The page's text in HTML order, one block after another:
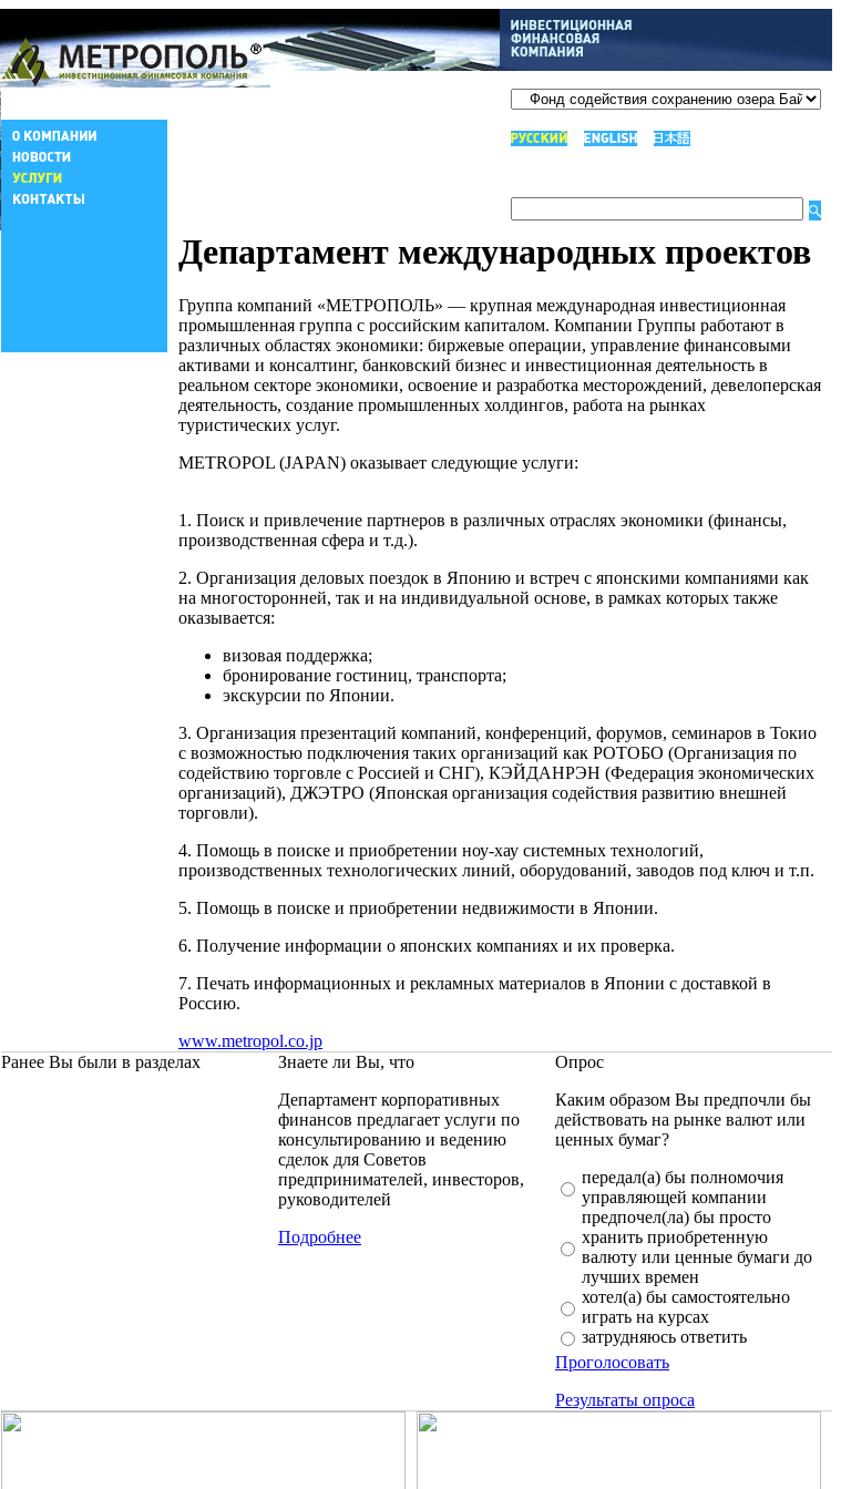
Департамент международных проектов
Группа компаний «МЕТРОПОЛЬ» — крупная международная инвестиционная
промышленная группа с российским капиталом. Компании Группы работают в
различных областях экономики: биржевые операции, управление финансовыми
активами и консалтинг, банковский бизнес и инвестиционная деятельность в
реальном секторе экономики, освоение и разработка месторождений, девелоперская
деятельность, создание промышленных холдингов, работа на рынках
туристических услуг.
METROPOL (JAPAN) оказывает следующие услуги:
1. Поиск и привлечение партнеров в различных отраслях экономики (финансы,
производственная сфера и т.д.).
2. Организация деловых поездок в Японию и встреч с японскими компаниями как
на многосторонней, так и на индивидуальной основе, в рамках которых также
оказывается:
визовая поддержка;
бронирование гостиниц, транспорта;
экскурсии по Японии.
3. Организация презентаций компаний, конференций, форумов, семинаров в Токио
с возможностью подключения таких организаций как РОТОБО (Организация по
содействию торговле с Россией и СНГ), КЭЙДАНРЭН (Федерация экономических
организаций), ДЖЭТРО (Японская организация содействия развитию внешней
торговли).
4. Помощь в поиске и приобретении ноу-хау системных технологий,
производственных технологических линий, оборудований, заводов под ключ и т.п.
5. Помощь в поиске и приобретении недвижимости в Японии.
6. Получение информации о японских компаниях и их проверка.
7. Печать информационных и рекламных материалов в Японии с доставкой в
Россию.
www.metropol.co.jp
Ранее Вы были в разделах
Знаете ли Вы, что
Департамент корпоративных
финансов предлагает услуги по
консультированию и ведению
сделок для Советов
предпринимателей, инвесторов,
руководителей
Подробнее
Опрос
Каким образом Вы предпочли бы
действовать на рынке валют или
ценных бумаг?
передал(а) бы полномочия
управляющей компании
предпочел(ла) бы просто
хранить приобретенную
валюту или ценные бумаги до
лучших времен
хотел(а) бы самостоятельно
играть на курсах
затрудняюсь ответить
Проголосовать
Результаты опроса